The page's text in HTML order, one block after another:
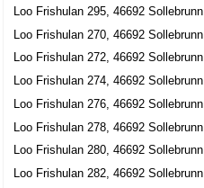
Loo Frishulan 295, 46692 Sollebrunn
Loo Frishulan 270, 46692 Sollebrunn
Loo Frishulan 272, 46692 Sollebrunn
Loo Frishulan 274, 46692 Sollebrunn
Loo Frishulan 276, 46692 Sollebrunn
Loo Frishulan 278, 46692 Sollebrunn
Loo Frishulan 280, 46692 Sollebrunn
Loo Frishulan 282, 46692 Sollebrunn